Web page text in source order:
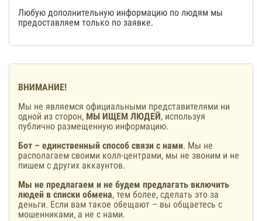
Любую дополнительную информацию по людям мы
предоставляем только по заявке.
ВНИМАНИЕ!
Мы не являемся официальными представителями ни
одной из сторон, МЫ ИЩЕМ ЛЮДЕЙ, используя
публично размещенную информацию.
Бот – единственный способ связи с нами. Мы не
располагаем своими колл-центрами, мы не звоним и не
пишем с других аккаунтов.
Мы не предлагаем и не будем предлагать включить
людей в списки обмена, тем более, сделать это за
деньги. Если вам такое обещают – вы общаетесь с
мошенниками, а не с нами.